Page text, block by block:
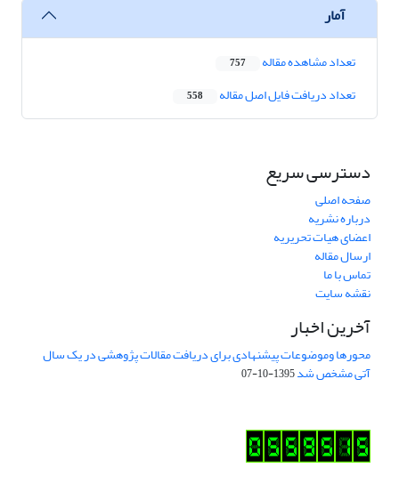
آمار
تعداد مشاهده مقاله 757
تعداد دریافت فایل اصل مقاله 558
دسترسی سریع
صفحه اصلی
درباره نشریه
اعضای هیات تحریریه
ارسال مقاله
تماس با ما
نقشه سایت
آخرین اخبار
محورها وموضوعات پیشنهادی برای دریافت مقالات پژوهشی در یک سال
آتی مشخص شد1395-10-07